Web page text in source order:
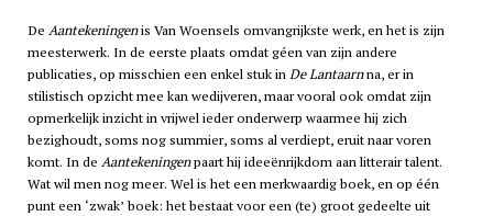
De Aantekeningenis Van Woensels omvangrijkste werk, en het is zijn
meesterwerk. In de eerste plaats omdat géen van zijn andere
publicaties, op misschien een enkel stuk inDe Lantaarnna, er in
stilistisch opzicht mee kan wedijveren, maar vooral ook omdat zijn
opmerkelijk inzicht in vrijwel ieder onderwerp waarmee hij zich
bezighoudt, soms nog summier, soms al verdiept, eruit naar voren
komt. In de Aantekeningenpaart hij ideeënrijkdom aan litterair talent.
Wat wil men nog meer. Wel is het een merkwaardig boek, en op één
punt een ‘zwak’ boek: het bestaat voor een (te) groot gedeelte uit